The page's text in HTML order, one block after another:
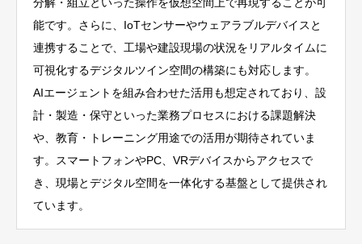
能です。さらに、IoTセンサーやウェアラブルデバイスと
連携することで、工場や建設現場の状況をリアルタイムに
可視化するデジタルツイン空間の構築にも対応します。
AIエージェントを組み合わせた活用も想定されており、設
計・製造・保守といった業務プロセスにおける課題解決
や、教育・トレーニング用途での活用が期待されていま
す。スマートフォンやPC、VRデバイスからアクセスで
き、現場とデジタル空間を一体化する基盤として提供され
ています。